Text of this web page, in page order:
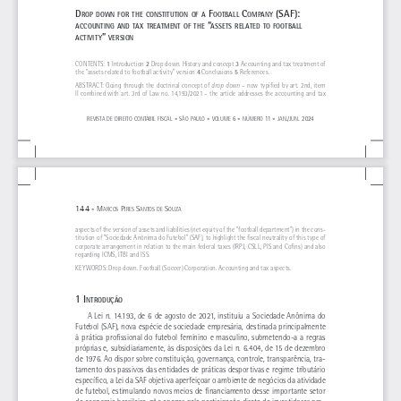
revista de direito contábil fiscal • são paulo • volume 6 • número 11 • jan./jun . 2024
Drop Down for the constitution of a football company (saf):
accounting anD tax treatment of the “assets relateD to football
activity” version
CONTENTS: 1 Introduction 2 Drop down. History and concept 3 Accounting and tax treatment of
the “assets related to football activity” version 4 Conclusions 5 References.
ABSTRACT: Going through the doctrinal concept of drop down – now typified by art. 2nd, item
II combined with art. 3rd of Law no. 14,193/2021 – the article addresses the accounting and tax
144 • Marcos Pires santos de souza
aspects of the version of assets and liabilities (net equity of the “football department”) in the cons-
titution of “Sociedade Anônima do Futebol” (SAF), to highlight the fiscal neutrality of this type of
corporate arrangement in relation to the main federal taxes (IRPJ, CSLL, PIS and Cofins) and also
regarding ICMS, ITBI and ISS.
KEYWORDS: Drop down. Football (Soccer) Corporation. Accounting and tax aspects.
1 introDução
A Lei n. 14.193, de 6 de agosto de 2021, instituiu a Sociedade Anônima do
Futebol (SAF), nova espécie de sociedade empresária, destinada principalmente
à prática profissional do futebol feminino e masculino, submetendo-a a regras
próprias e, subsidiariamente, às disposições da Lei n. 6.404, de 15 de dezembro
de 1976. Ao dispor sobre constituição, governança, controle, transparência, tra-
tamento dos passivos das entidades de práticas desportivas e regime tributário
específico, a Lei da SAF objetiva aperfeiçoar o ambiente de negócios da atividade
de futebol, estimulando novos meios de financiamento desse importante setor